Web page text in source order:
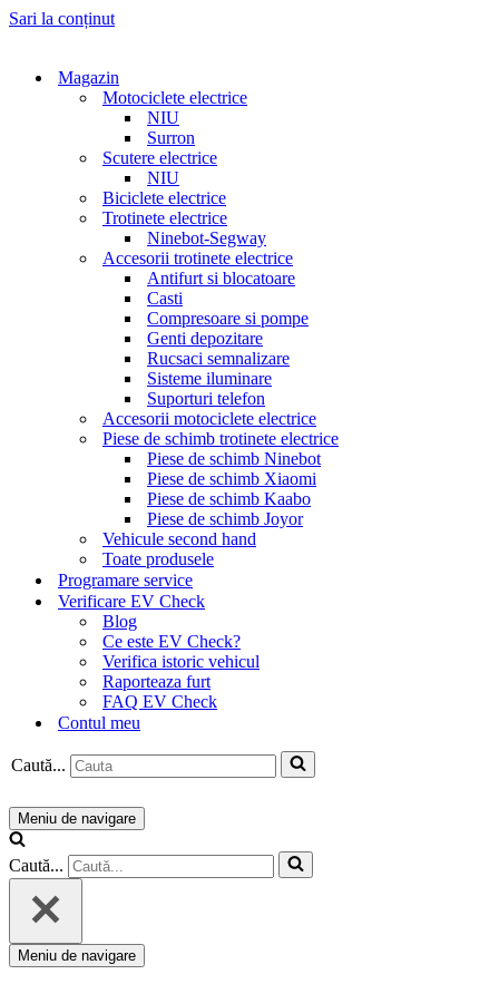
Sari la conținut
Magazin
Motociclete electrice
NIU
Surron
Scutere electrice
NIU
Biciclete electrice
Trotinete electrice
Ninebot-Segway
Accesorii trotinete electrice
Antifurt si blocatoare
Casti
Compresoare si pompe
Genti depozitare
Rucsaci semnalizare
Sisteme iluminare
Suporturi telefon
Accesorii motociclete electrice
Piese de schimb trotinete electrice
Piese de schimb Ninebot
Piese de schimb Xiaomi
Piese de schimb Kaabo
Piese de schimb Joyor
Vehicule second hand
Toate produsele
Programare service
Verificare EV Check
Blog
Ce este EV Check?
Verifica istoric vehicul
Raporteaza furt
FAQ EV Check
Contul meu
Caută...
Meniu de navigare
Caută...
Meniu de navigare